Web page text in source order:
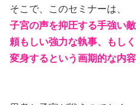
そこで、このセミナーは、
子宮の声を抑圧する手強い
頼もしい強力な執事、もし
変身するという画期的な内容